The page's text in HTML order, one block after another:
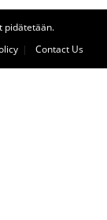
pidätetään.
Contact Us